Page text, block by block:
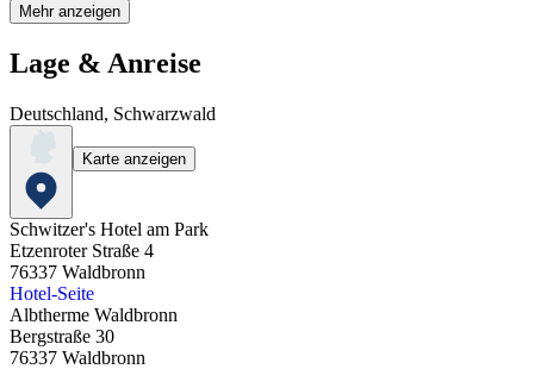
Mehr anzeigen
Lage & Anreise
Deutschland, Schwarzwald
Karte anzeigen
Schwitzer's Hotel am Park
Etzenroter Straße 4
76337 Waldbronn
Hotel-Seite
Albtherme Waldbronn
Bergstraße 30
76337 Waldbronn